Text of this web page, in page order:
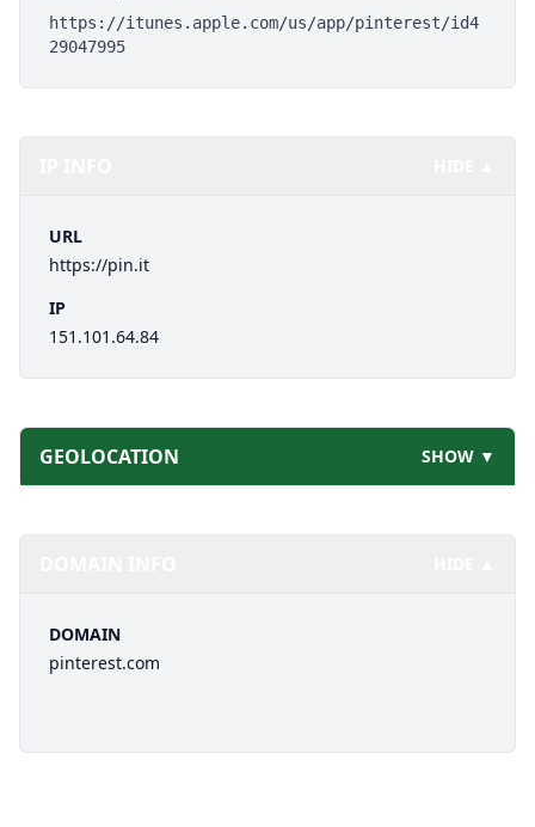
https://itunes.apple.com/us/app/pinterest/id4
29047995
URL
https://pin.it
IP
151.101.64.84
GEOLOCATION SHOW ▼
DOMAIN
pinterest.com